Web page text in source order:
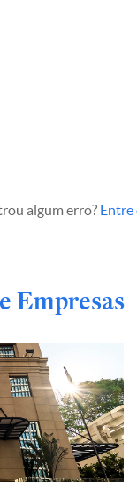
algum erro? Entre
Empresas